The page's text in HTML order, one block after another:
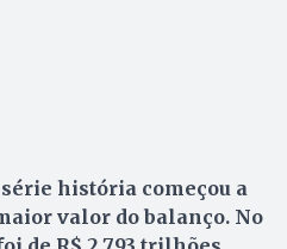
história começou a
valor do balanço. No